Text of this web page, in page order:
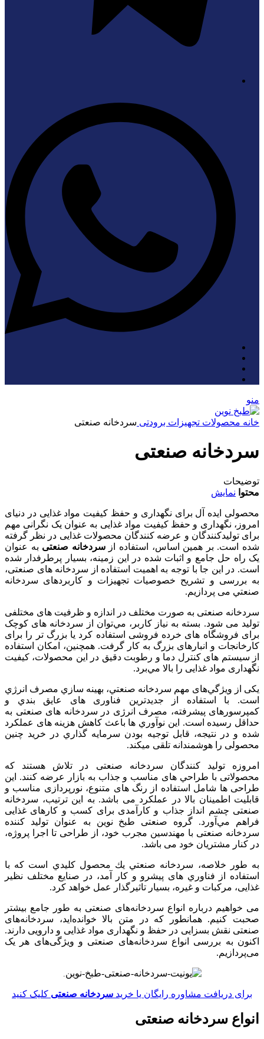
منو
خانه محصولات تجهیزات برودتی سردخانه صنعتی
سردخانه صنعتی
توضیحات
محتوا نمایش
محصولی ایده آل برای نگهداری و حفظ کیفیت مواد غذایی در دنیای
امروز، نگهداری و حفظ کیفیت مواد غذایی به عنوان یک نگرانی مهم
برای تولیدکنندگان و عرضه کنندگان محصولات غذایی در نظر گرفته
شده است. بر همین اساس، استفاده ازسردخانه صنعتی به عنوان
یک راه حل جامع و اثبات شده در این زمینه، بسیار پرطرفدار شده
است. در این جا با توجه به اهمیت استفاده از سردخانه های صنعتی،
به بررسی و تشریح خصوصيات تجهیزات و کاربردهای سردخانه‌
صنعتي می پردازیم.
سردخانه صنعتی به صورت مختلف در اندازه و ظرفیت های مختلفی
تولید می شود. بسته به نياز كاربر، مي‌توان از سردخانه‌ های کوچک
برای فروشگاه‌ های خرده فروشی استفاده كرد يا بزرگ تر را برای
کارخانجات و انبارهای بزرگ به کار گرفت. همچنين، امکان استفاده
از سیستم‌ های کنترل دما و رطوبت دقیق در این محصولات، کیفیت
نگهداری مواد غذایی را بالا مي‌برد.
یکی از ويژگي‌های مهم سردخانه صنعتي، بهینه سازي مصرف انرژي
است. با استفاده از جدیدترین فناوری‌ های عایق بندي و
کمپرسورهای پیشرفته، مصرف انرژی در سردخانه‌ های صنعتی به
حداقل رسیده است. این نوآوري‌ ها باعث كاهش هزينه های عملکرد
شده و در نتيجه، قابل توجيه بودن سرمایه گذاري در خرید چنین
محصولی را هوشمندانه تلقی می­کند.
امروزه تولید کنندگان سردخانه صنعتی در تلاش هستند که
محصولاتی با طراحي‌ های مناسب و جذاب به بازار عرضه کنند. این
طراحی‌ ها شامل استفاده از رنگ‌ های متنوع، نورپردازی مناسب و
قابليت اطمينان بالا در عملکرد می باشد. به این ترتیب، سردخانه
صنعتی چشم‌ انداز جذاب و کارآمدی برای کسب و کارهای غذایی
فراهم مي‌آورد. گروه صنعتی طبخ نوین به عنوان تولید کننده
سردخانه صنعتی با مهندسین مجرب خود، از طراحی تا اجرا پروژه،
در کنار مشتریان خود می باشد.
به طور خلاصه، سردخانه صنعتي يك محصول كليدي است که با
استفاده از فناوري‌ های پیشرو و کار آمد، در صنایع مختلف نظیر
غذایی، مرکبات و غیره، بسیار تاثيرگذار عمل خواهد کرد.
می خواهیم درباره انواع سردخانه‌های صنعتی به طور جامع بیشتر
صحبت کنیم. همانطور که در متن بالا خوانده‌اید، سردخانه‌های
صنعتی نقش بسزایی در حفظ و نگهداری مواد غذایی و دارویی دارند.
اکنون به بررسی انواع سردخانه‌های صنعتی و ویژگی‌های هر یک
می‌پردازیم.
برای دریافت مشاوره رایگان یا خرید سردخانه صنعتی کلیک کنید
انواع سردخانه صنعتی